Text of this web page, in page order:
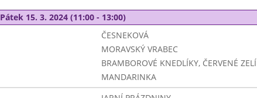
Pátek 15. 3. 2024 (11:00 - 13:00)
ČESNEKOVÁ
MORAVSKÝ VRABEC
BRAMBOROVÉ KNEDLÍKY, ČERVENÉ ZELÍ
MANDARINKA